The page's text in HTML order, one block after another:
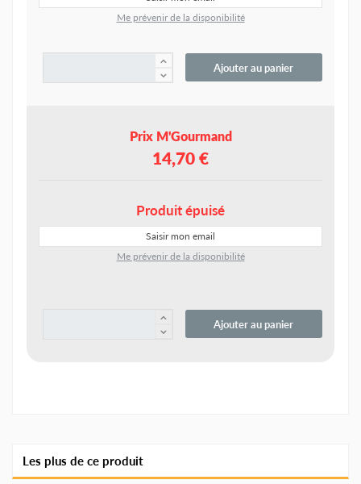
Me prévenir de la disponibilité
Ajouter au panier
Prix M'Gourmand
14,70 €
Produit épuisé
Me prévenir de la disponibilité
Ajouter au panier
Les plus de ce produit